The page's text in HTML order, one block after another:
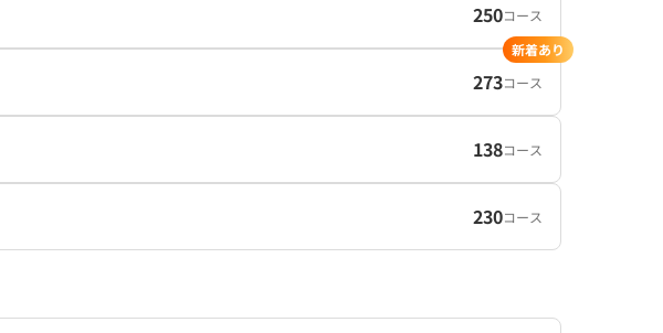
250コース
273コース
新着あり
138コース
230コース